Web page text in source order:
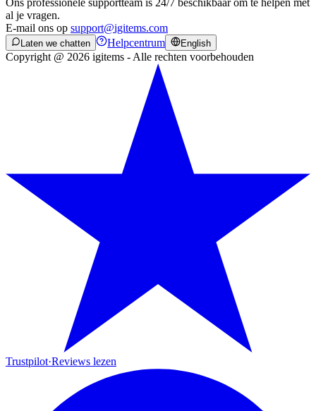
Ons professionele supportteam is 24/7 beschikbaar om te helpen met
al je vragen.
E-mail ons op support@igitems.com
Laten we chatten Helpcentrum English
Copyright @ 2026 igitems - Alle rechten voorbehouden
Trustpilot·Reviews lezen